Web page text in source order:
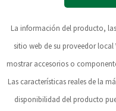
La información del producto,
sitio web de su proveedor local
mostrar accesorios o
Las características reales de la
disponibilidad del producto